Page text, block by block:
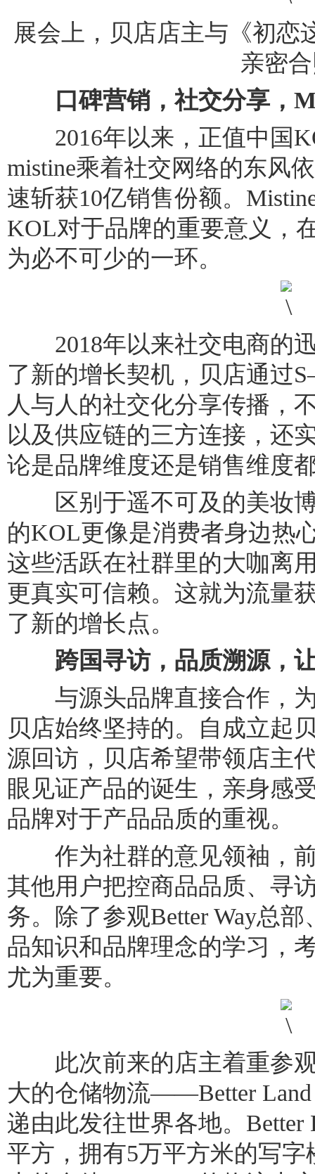
展会上，贝店店主与《初恋
亲密
口碑营销，社交分享，
2016年以来，正值中国
mistine乘着社交网络的东风
速斩获10亿销售份额。
KOL对于品牌的重要意义，
为必不可少的一环。
2018年以来社交电商的迅
了新的增长契机，贝店通
人与人的社交化分享传播，
以及供应链的三方连接，还
论是品牌维度还是销售维度
区别于遥不可及的美妆博
的KOL更像是消费者身边热
这些活跃在社群里的大咖离
更真实可信赖。这就为流量
了新的增长点。
跨国寻访，品质溯源，
与源头品牌直接合作，为
贝店始终坚持的。自成立起
源回访，贝店希望带领店主
眼见证产品的诞生，亲身感
品牌对于产品品质的重视。
作为社群的意见领袖，前
其他用户把控商品品质、寻
务。除了参观Better Way总
品知识和品牌理念的学习，
尤为重要。
此次前来的店主着重参观
大的仓储物流——Better Land
递由此发往世界各地。Better
平方，拥有5万平方米的写